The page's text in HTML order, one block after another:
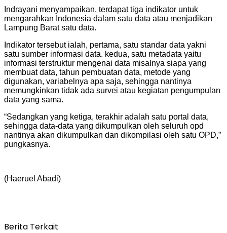
Indrayani menyampaikan, terdapat tiga indikator untuk
mengarahkan Indonesia dalam satu data atau menjadikan
Lampung Barat satu data.
Indikator tersebut ialah, pertama, satu standar data yakni
satu sumber informasi data. kedua, satu metadata yaitu
informasi terstruktur mengenai data misalnya siapa yang
membuat data, tahun pembuatan data, metode yang
digunakan, variabelnya apa saja, sehingga nantinya
memungkinkan tidak ada survei atau kegiatan pengumpulan
data yang sama.
“Sedangkan yang ketiga, terakhir adalah satu portal data,
sehingga data-data yang dikumpulkan oleh seluruh opd
nantinya akan dikumpulkan dan dikompilasi oleh satu OPD,”
pungkasnya.
(Haeruel Abadi)
Berita Terkait